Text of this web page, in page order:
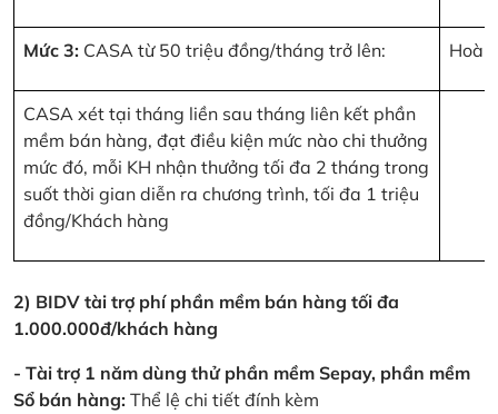
Mức 3: CASA từ 50 triệu đồng/tháng trở lên:
CASA xét tại tháng liền sau tháng liên kết phần
mềm bán hàng, đạt điều kiện mức nào chi thưởng
mức đó, mỗi KH nhận thưởng tối đa 2 tháng trong
suốt thời gian diễn ra chương trình, tối đa 1 triệu
đồng/Khách hàng
2) BIDV tài trợ phí phần mềm bán hàng tối đa
1.000.000đ/khách hàng
- Tài trợ 1 năm dùng thử phần mềm Sepay, phần mềm
Sổ bán hàng: Thể lệ chi tiết đính kèm